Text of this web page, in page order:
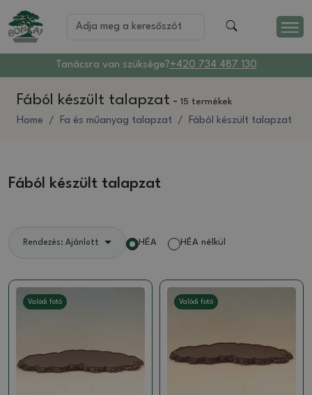
Tanácsra van szüksége?+420 734 487 130
Fából készült talapzat - 15 termékek
Home Fa és műanyag talapzat Fából készült talapzat
Fából készült talapzat
Rendezés: Ajánlott HÉA HÉA nélkül
Valódi fotó Valódi fotó